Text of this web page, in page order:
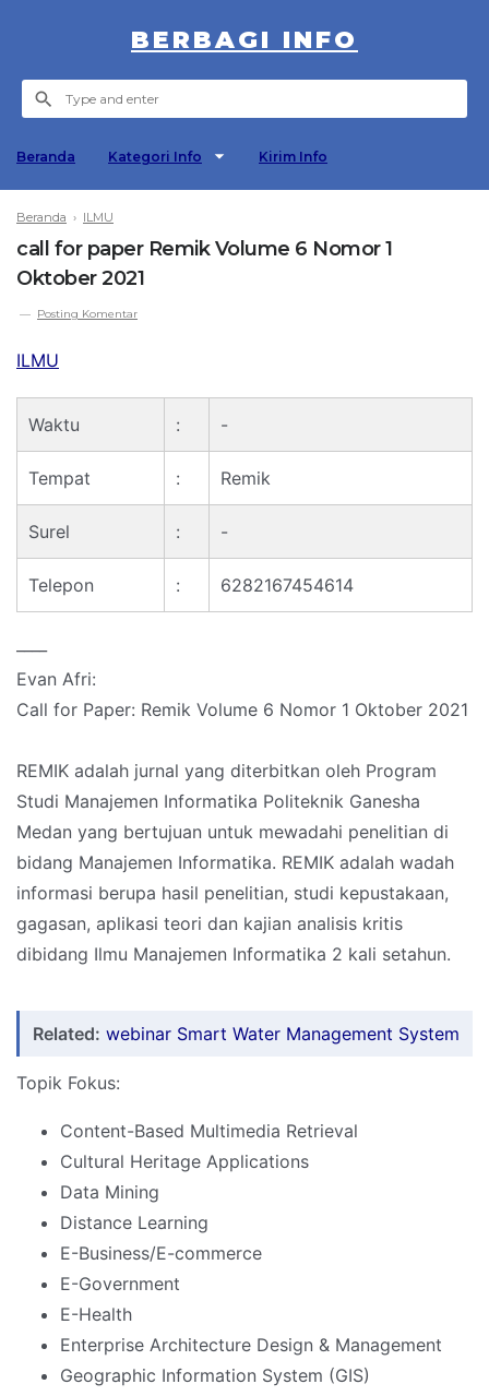
BERBAGI INFO
Beranda Kategori Info Kirim Info
Beranda › ILMU
call for paper Remik Volume 6 Nomor 1
Oktober 2021
Posting Komentar
ILMU
Waktu : -
Tempat : Remik
Surel : -
Telepon : 6282167454614
Evan Afri:
Call for Paper: Remik Volume 6 Nomor 1 Oktober 2021
REMIK adalah jurnal yang diterbitkan oleh Program
Studi Manajemen Informatika Politeknik Ganesha
Medan yang bertujuan untuk mewadahi penelitian di
bidang Manajemen Informatika. REMIK adalah wadah
informasi berupa hasil penelitian, studi kepustakaan,
gagasan, aplikasi teori dan kajian analisis kritis
dibidang Ilmu Manajemen Informatika 2 kali setahun.
Related: webinar Smart Water Management System
Topik Fokus:
Content-Based Multimedia Retrieval
Cultural Heritage Applications
Data Mining
Distance Learning
E-Business/E-commerce
E-Government
E-Health
Enterprise Architecture Design & Management
Geographic Information System (GIS)